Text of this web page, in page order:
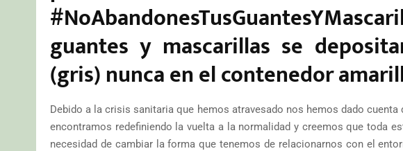
guantes y mascarillas se
(gris) nunca en el contenedor
Debido a la crisis sanitaria que hemos atravesado nos hemos dado
encontramos redefiniendo la vuelta a la normalidad y creemos que toda
necesidad de cambiar la forma que tenemos de relacionarnos con el